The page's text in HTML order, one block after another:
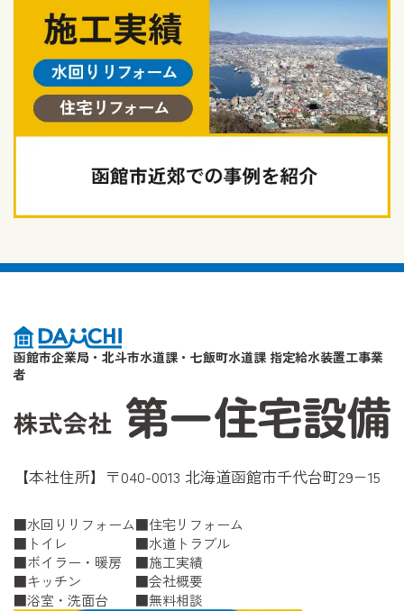
函館市企業局・北斗市水道課・七飯町水道課 指定給水装置工事業
者
【本社住所】〒040-0013 北海道函館市千代台町29−15
水回りリフォーム
トイレ
ボイラー・暖房
キッチン
浴室・洗面台
住宅リフォーム
水道トラブル
施工実績
会社概要
無料相談